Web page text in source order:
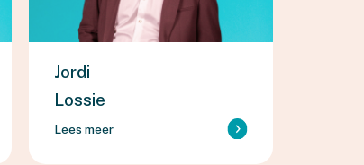
Jordi
Lossie
Lees meer